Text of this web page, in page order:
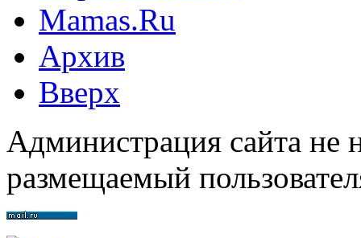
Mamas.Ru
Архив
Вверх
Администрация сайта не
размещаемый